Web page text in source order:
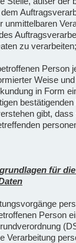
unmittelbaren
zu verarbeiten;
Person
Weise
in Form
gibt,
für
Person
Verarbeitung